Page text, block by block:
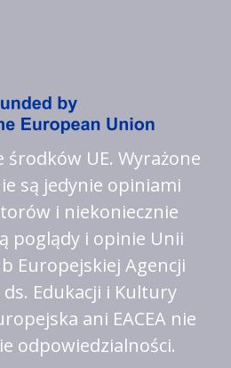
środków UE. Wyrażone
są jedynie opiniami
i niekoniecznie
poglądy i opinie Unii
Europejskiej Agencji
Edukacji i Kultury
ani EACEA nie
odpowiedzialności.